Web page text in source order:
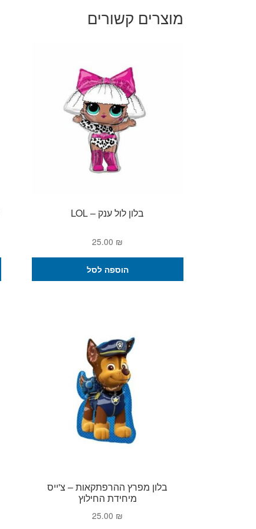
מוצרים קשורים
בלון לול ענק – LOL
25.00 ₪
הוספה לסל
בלון מפרץ ההרפתקאות – צ'ייס
מיחידת החילוץ
25.00 ₪